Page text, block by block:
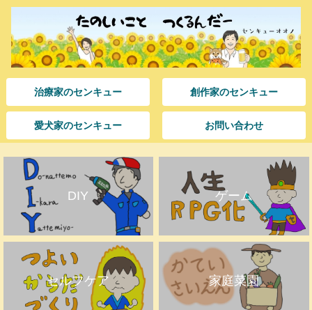
治療家のセンキュー 創作家のセンキュー
愛犬家のセンキュー お問い合わせ
DIY ゲーム
セルフケア 家庭菜園